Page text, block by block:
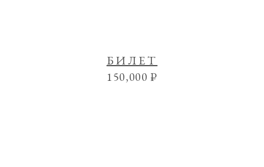
БИЛЕТ
150,000₽